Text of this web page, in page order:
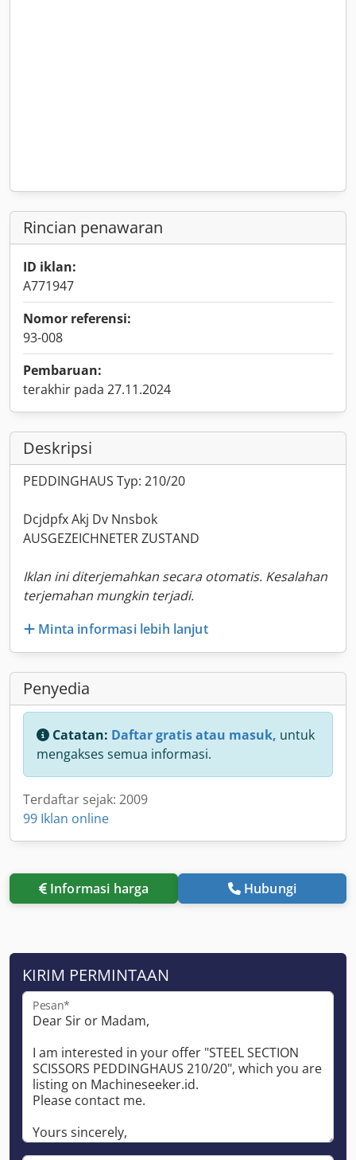
Rincian penawaran
ID iklan:
A771947
Nomor referensi:
93-008
Pembaruan:
terakhir pada 27.11.2024
Deskripsi
PEDDINGHAUS Typ: 210/20
Dcjdpfx Akj Dv Nnsbok
AUSGEZEICHNETER ZUSTAND
Iklan ini diterjemahkan secara otomatis. Kesalahan
terjemahan mungkin terjadi.
Minta informasi lebih lanjut
Penyedia
Catatan: Daftar gratis atau masuk, untuk
mengakses semua informasi.
Terdaftar sejak: 2009
99 Iklan online
Informasi harga Hubungi
KIRIM PERMINTAAN
Pesan*